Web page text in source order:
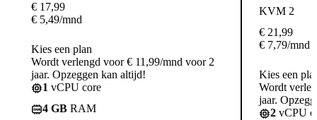
€ 17,99
€ 5,49/mnd
Kies een plan
Wordt verlengd voor € 11,99/mnd voor 2
jaar. Opzeggen kan altijd!
1 vCPU core
4 GB RAM
KVM 2
€ 21,99
€ 7,79/mnd
Kies een
Wordt
jaar.
2 vCPU